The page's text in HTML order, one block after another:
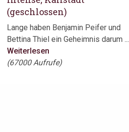
(geschlossen)
Lange haben Benjamin Peifer und
Bettina Thiel ein Geheimnis darum ...
Weiterlesen
(67000 Aufrufe)